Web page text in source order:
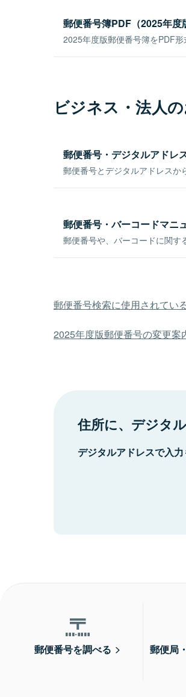
郵便番号簿PDF（2025年度
2025年度版郵便番号簿をPDF形
ビジネス・法人
郵便番号・デジタルアドレ
郵便番号とデジタルアドレスか
郵便番号・バーコードマニ
郵便番号や、バーコードに関す
郵便番号検索に使用されてい
2025年度版郵便番号の変更案
住所に、デジタ
デジタルアドレスで入力
郵便番号を調べる
郵便局